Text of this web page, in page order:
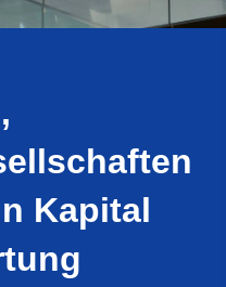
Kapital